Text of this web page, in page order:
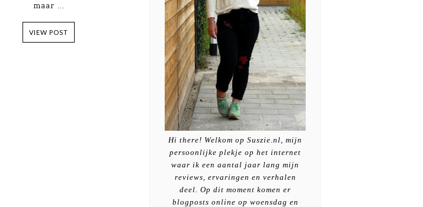
maar ...
VIEW POST
Hi there! Welkom op Suszie.nl, mijn
persoonlijke plekje op het internet
waar ik een aantal jaar lang mijn
reviews, ervaringen en verhalen
deel. Op dit moment komen er
blogposts online op woensdag en